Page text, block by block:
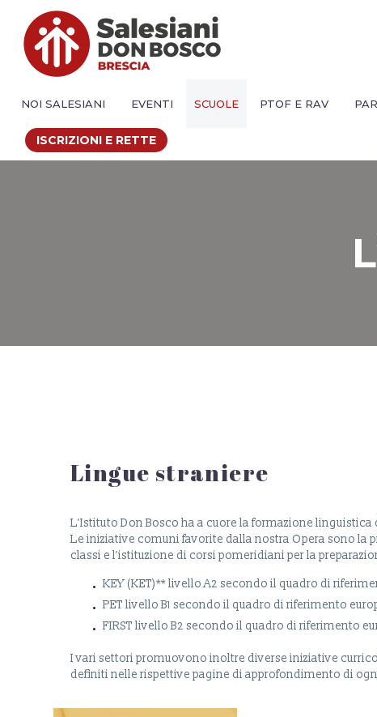
NOI SALESIANI EVENTI SCUOLE PTOF E RAV
ISCRIZIONI E RETTE
Lingue straniere
L’Istituto Don Bosco ha a cuore la formazione
Le iniziative comuni favorite dalla nostra Opera sono la
classi e l’istituzione di corsi pomeridiani per la
KEY (KET)** livello A2 secondo il quadro di
PET livello B1 secondo il quadro di riferimento
FIRST livello B2 secondo il quadro di riferimento
I vari settori promuovono inoltre diverse iniziative
definiti nelle rispettive pagine di approfondimento di